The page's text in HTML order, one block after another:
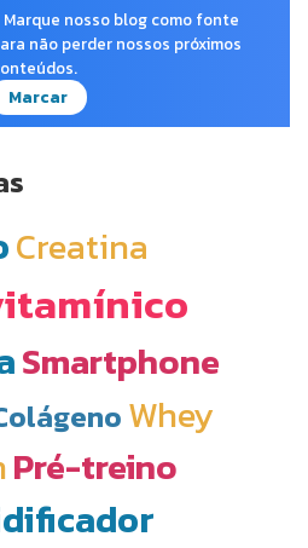
Marque nosso blog como fonte
não perder nossos próximos
Marcar
Creatina
Smartphone
Whey
Pré-treino